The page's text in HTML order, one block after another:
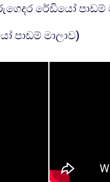
රේඩියෝ පාඩම්
පාඩම් මාලාව)URL